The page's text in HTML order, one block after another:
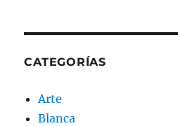
CATEGORÍAS
Arte
Blanca